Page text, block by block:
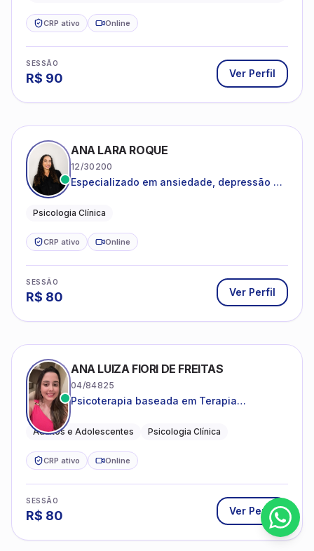
CRP ativo Online
SESSÃO
R$ 90 Ver Perfil
ANA LARA ROQUE
12/30200
Especializado em ansiedade, depressão e
Psicologia Clínica
CRP ativo Online
SESSÃO
R$ 80 Ver Perfil
ANA LUIZA FIORI DE FREITAS
04/84825
Psicoterapia baseada em Terapia
Adultos e Adolescentes Psicologia Clínica
CRP ativo Online
SESSÃO
R$ 80 Ver Perfil